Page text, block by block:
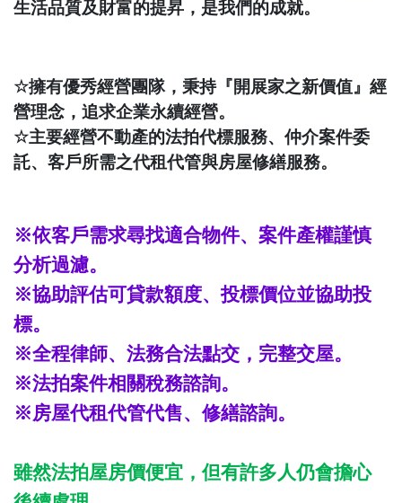
生活品質及財富的提昇，是我們的成就。
☆擁有優秀經營團隊，秉持『開展家之新價值』經
營理念，追求企業永續經營。
☆主要經營不動產的法拍代標服務、仲介案件委
託、客戶所需之代租代管與房屋修繕服務。
※依客戶需求尋找適合物件、案件產權謹慎
分析過濾。
※協助評估可貸款額度、投標價位並協助投
標。
※全程律師、法務合法點交，完整交屋。
※法拍案件相關稅務諮詢。
※房屋代租代管代售、修繕諮詢。
雖然法拍屋房價便宜，但有許多人仍會擔心